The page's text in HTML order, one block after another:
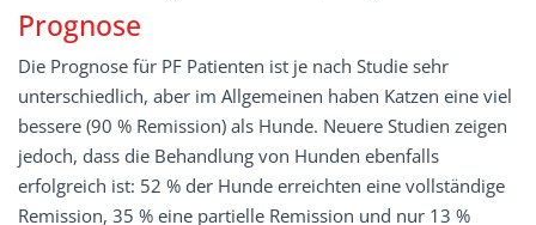
Prognose
Die Prognose für PF Patienten ist je nach Studie sehr
unterschiedlich, aber im Allgemeinen haben Katzen eine viel
bessere (90 % Remission) als Hunde. Neuere Studien zeigen
jedoch, dass die Behandlung von Hunden ebenfalls
erfolgreich ist: 52 % der Hunde erreichten eine vollständige
Remission, 35 % eine partielle Remission und nur 13 %